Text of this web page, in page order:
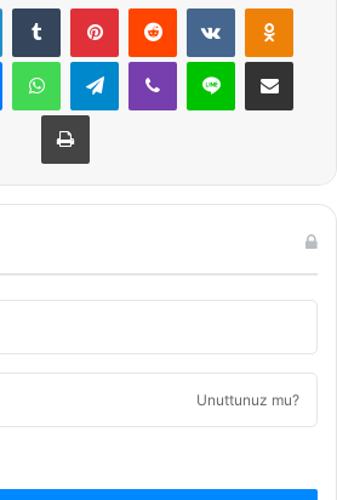
LinkedInTumblr PinterestReddit VKontakte
MessengerWhatsAppTelegramViber Line E-Posta ile
Yazdır
Unuttunuz mu?